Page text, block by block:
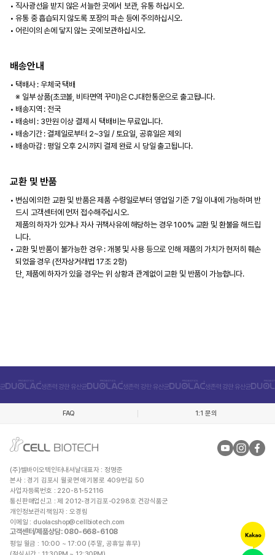
직사광선을 받지 않은 서늘한 곳에서 보관, 유통 하십시오.
유통 중 흡습되지 않도록 포장의 파손 등에 주의하십시오.
어린이의 손에 닿지 않는 곳에 보관하십시오.
배송안내
택배사 : 우체국 택배
※ 일부 상품(초코볼, 비타면역 꾸미)은 CJ대한통운으로 출고됩니다.
배송지역 : 전국
배송비 : 3만원 이상 결제 시 택배비는 무료입니다.
배송기간 : 결제일로부터 2~3일 / 토요일, 공휴일은 제외
배송마감 : 평일 오후 2시까지 결제 완료 시 당일 출고됩니다.
교환 및 반품
변심에 의한 교환 및 반품은 제품 수령일로부터 영업일 기준 7일 이내에 가능하며 반
드시 고객센터에 먼저 접수해주십시오.
제품의 하자가 있거나 자사 귀책사유에 해당하는 경우 100% 교환 및 환불을 해드립
니다.
교환 및 반품이 불가능한 경우 : 개봉 및 사용 등으로 인해 제품의 가치가 현저히 훼손
되었을 경우 (전자상거래법 17조 2항)
단, 제품에 하자가 있을 경우는 위 상황과 관계없이 교환 및 반품이 가능합니다.
FAQ 1:1 문의
(주)쎌바이오텍인터내셔날대표자 : 정명준
본사 : 경기 김포시 월곶면 애기봉로 409번길 50
사업자등록번호 : 220-81-52116
통신판매업신고 : 제 2012-경기김포-0298호 건강식품군
개인정보관리책임자 : 오경림
이메일 : duolacshop@cellbiotech.com
고객센터/제품상담: 080-668-6108
평일 월금 : 10:00 ~ 17:00 (주말, 공휴일 휴무)